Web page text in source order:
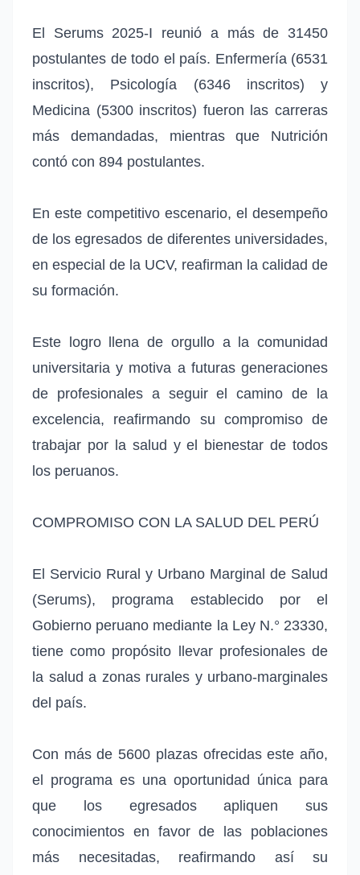
El Serums 2025-I reunió a más de 31450
postulantes de todo el país. Enfermería (6531
inscritos), Psicología (6346 inscritos) y
Medicina (5300 inscritos) fueron las carreras
más demandadas, mientras que Nutrición
contó con 894 postulantes.
En este competitivo escenario, el desempeño
de los egresados de diferentes universidades,
en especial de la UCV, reafirman la calidad de
su formación.
Este logro llena de orgullo a la comunidad
universitaria y motiva a futuras generaciones
de profesionales a seguir el camino de la
excelencia, reafirmando su compromiso de
trabajar por la salud y el bienestar de todos
los peruanos.
COMPROMISO CON LA SALUD DEL PERÚ
El Servicio Rural y Urbano Marginal de Salud
(Serums), programa establecido por el
Gobierno peruano mediante la Ley N.° 23330,
tiene como propósito llevar profesionales de
la salud a zonas rurales y urbano-marginales
del país.
Con más de 5600 plazas ofrecidas este año,
el programa es una oportunidad única para
que los egresados apliquen sus
conocimientos en favor de las poblaciones
más necesitadas, reafirmando así su